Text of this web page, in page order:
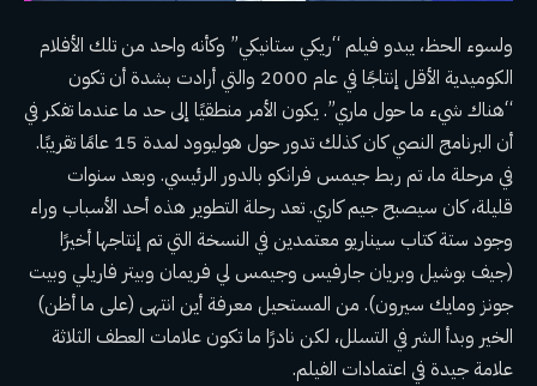
ولسوء الحظ، يبدو فيلم “ريكي ستانيكي” وكأنه واحد من تلك الأفلام
الكوميدية الأقل إنتاجًا في عام 2000 والتي أرادت بشدة أن تكون
“هناك شيء ما حول ماري”. يكون الأمر منطقيًا إلى حد ما عندما تفكر في
أن البرنامج النصي كان كذلك تدور حول هوليوود لمدة 15 عامًا تقريبًا
.
في مرحلة ما، تم ربط جيمس فرانكو بالدور الرئيسي. وبعد سنوات
قليلة، كان سيصبح جيم كاري. تعد رحلة التطوير هذه أحد الأسباب وراء
وجود ستة كتاب سيناريو معتمدين في النسخة التي تم إنتاجها أخيرًا
(جيف بوشيل وبريان جارفيس وجيمس لي فريمان وبيتر فاريلي وبيت
جونز ومايك سيرون). من المستحيل معرفة أين انتهى (على ما أظن)
الخير وبدأ الشر في التسلل، لكن نادرًا ما تكون علامات العطف الثلاثة
علامة جيدة في اعتمادات الفيلم.